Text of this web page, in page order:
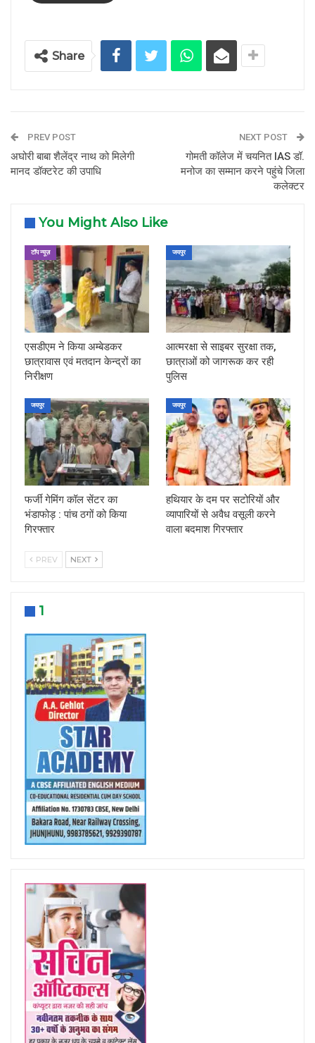
Share
PREV POST
अघोरी बाबा शैलेंद्र नाथ को मिलेगी
मानद डॉक्टरेट की उपाधि
NEXT POST
गोमती कॉलेज में चयनित IAS डॉ.
मनोज का सम्मान करने पहुंचे जिला
कलेक्टर
You Might Also Like
टॉप न्यूज़
एसडीएम ने किया अम्बेडकर
छात्रावास एवं मतदान केन्द्रों का
निरीक्षण
जयपुर
आत्मरक्षा से साइबर सुरक्षा तक,
छात्राओं को जागरूक कर रही
पुलिस
जयपुर
फर्जी गेमिंग कॉल सेंटर का
भंडाफोड़ : पांच ठगों को किया
गिरफ्तार
जयपुर
हथियार के दम पर सटोरियों और
व्यापारियों से अवैध वसूली करने
वाला बदमाश गिरफ्तार
PREV NEXT
1